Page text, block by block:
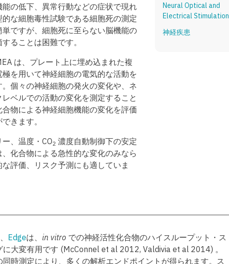
能の低下、異常行動などの症状で現れ
的な細胞毒性試験である細胞死の測定
単ですが、細胞死に至らない脳機能の
ることは困難です。
は、プレート上に埋め込まれた複
を用いて神経細胞の電気的な活動を
個々の神経細胞の発火の変化や、ネ
レベルでの活動の変化を測定すること
合物による神経細胞機能の変化を評価
きます。
、温度・CO2 濃度自動制御下の安定
、化合物による急性的な変化のみなら
評価、リスク予測にも適していま
Neural Optical and
Electrical Stimulation
神経疾患
Edgeは、 in vitro での神経活性化合物のハイスループット・ス
に大変有用です (McConnel et al 2012, Valdivia et al 2014) 。
同時測定により、多くの解析エンドポイントが得られます。ス